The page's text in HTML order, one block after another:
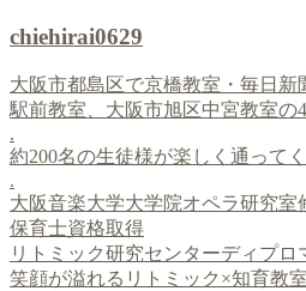
chiehirai0629
大阪市都島区で京橋教室・毎日
駅前教室、大阪市旭区中宮教室の
.
約200名の生徒様が楽しく通って
.
大阪音楽大学大学院オペラ研究室
保育士資格取得
リトミック研究センターディプロ
笑顔が溢れるリトミック×知育教